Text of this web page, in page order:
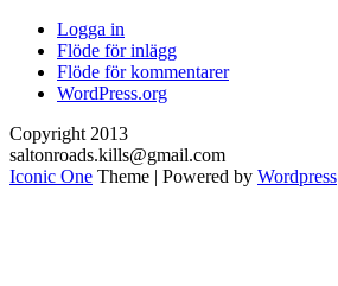
Logga in
Flöde för inlägg
Flöde för kommentarer
WordPress.org
Copyright 2013
saltonroads.kills@gmail.com
Iconic One Theme | Powered by Wordpress